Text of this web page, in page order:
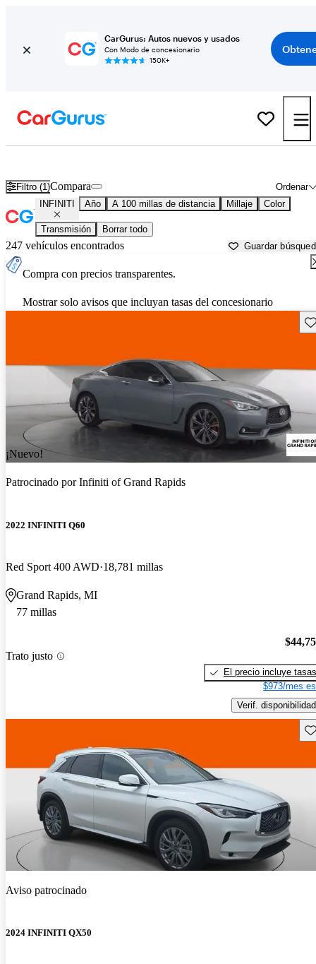
CarGurus: Autos nuevos y usados
Con Modo de concesionario
150K+
Filtro (1) Ordenar
Compara
INFINITI Año A 100 millas de distancia Millaje Color
Transmisión Borrar todo
247 vehículos encontrados Guardar
Compra con precios transparentes.
Mostrar solo avisos que incluyan tasas del concesionario
¡Nuevo!
Patrocinado porInfiniti of Grand Rapids
2022 INFINITI Q60
Red Sport 400 AWD 18,781 millas
Grand Rapids, MI
77 millas
Trato justo
El precio incluye tasas
$973/mes
Verif. disponibilidad
Aviso patrocinado
2024 INFINITI QX50